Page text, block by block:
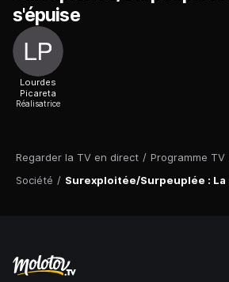
Regarder la TV en direct / Programme TV
Société / Surexploitée/Surpeuplée :
s'épuise
Lourdes
Picareta
Réalisatrice